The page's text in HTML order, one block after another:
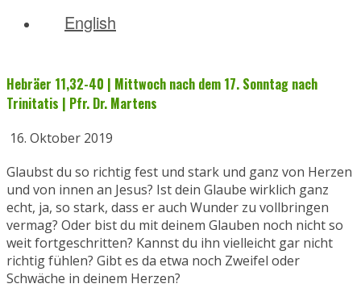
English
Hebräer 11,32-40 | Mittwoch nach dem 17. Sonntag nach
Trinitatis | Pfr. Dr. Martens
16. Oktober 2019
Glaubst du so richtig fest und stark und ganz von Herzen
und von innen an Jesus? Ist dein Glaube wirklich ganz
echt, ja, so stark, dass er auch Wunder zu vollbringen
vermag? Oder bist du mit deinem Glauben noch nicht so
weit fortgeschritten? Kannst du ihn vielleicht gar nicht
richtig fühlen? Gibt es da etwa noch Zweifel oder
Schwäche in deinem Herzen?